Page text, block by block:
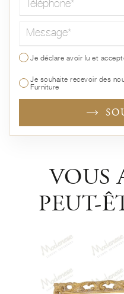
Message*
Je déclare avoir lu et
Je souhaite recevoir des
Furniture
VOUS
PEUT-